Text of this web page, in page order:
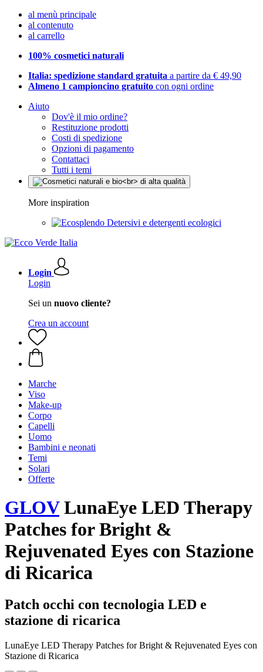
al menù principale
al contenuto
al carrello
100% cosmetici naturali
Italia: spedizione standard gratuita a partire da € 49,90
Almeno 1 campioncino gratuito con ogni ordine
Aiuto
Dov'è il mio ordine?
Restituzione prodotti
Costi di spedizione
Opzioni di pagamento
Contattaci
Tutti i temi
More inspiration
Detersivi e detergenti ecologici
Login
Login
Sei un nuovo cliente?
Crea un account
Marche
Viso
Make-up
Corpo
Capelli
Uomo
Bambini e neonati
Temi
Solari
Offerte
GLOVLunaEye LED Therapy
Patches for Bright &
Rejuvenated Eyes con Stazione
di Ricarica
Patch occhi con tecnologia LED e
stazione di ricarica
LunaEye LED Therapy Patches for Bright & Rejuvenated Eyes con
Stazione di Ricarica